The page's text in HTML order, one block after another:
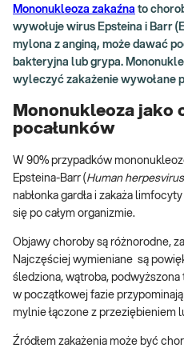
Mononukleoza zakaźna to
wywołuje wirus Epsteina i Barr
mylona z anginą, może dawać
bakteryjna lub grypa.
wyleczyć zakażenie wywołane
Mononukleoza jako
pocałunków
W 90% przypadków
Epsteina-Barr (Human
nabłonka gardła i zakaża
się po całym organizmie.
Objawy choroby są różnorodne,
Najczęściej wymieniane są
śledziona, wątroba, podwyższona
w początkowej fazie
mylnie łączone z przeziębieniem
Źródłem zakażenia może być